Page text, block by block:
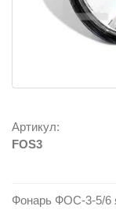
Артикул:
FOS3
Фонарь ФОС-3-5/6